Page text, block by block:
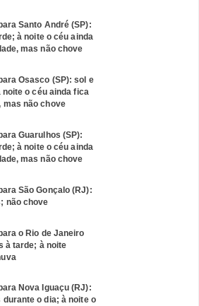
Santo André (SP):
à noite o céu ainda
mas não chove
Osasco (SP): sol e
o céu ainda fica
mas não chove
Guarulhos (SP):
à noite o céu ainda
mas não chove
São Gonçalo (RJ):
não chove
o Rio de Janeiro
à tarde; à noite
Nova Iguaçu (RJ):
o dia; à noite o